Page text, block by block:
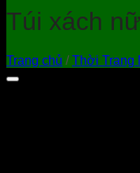
Túi xách
Trang chủ / Thời Trang